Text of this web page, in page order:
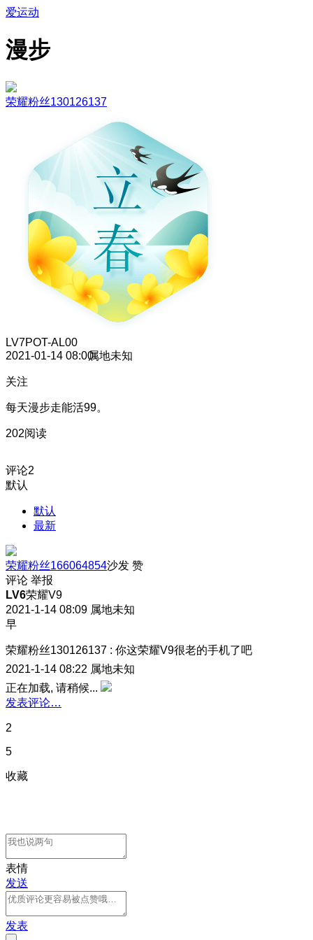
爱运动
漫步
荣耀粉丝130126137
LV7POT-AL00
2021-01-14 08:00属地未知
关注
每天漫步走能活99。
202阅读
评论2
默认
默认
最新
荣耀粉丝166064854沙发 赞
评论 举报
LV6荣耀V9
2021-1-14 08:09 属地未知
早
荣耀粉丝130126137 : 你这荣耀V9很老的手机了吧
2021-1-14 08:22 属地未知
正在加载, 请稍候...
发表评论…
2
5
收藏
表情
发送
发表